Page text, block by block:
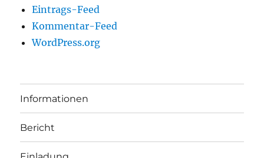
Eintrags-Feed
Kommentar-Feed
WordPress.org
Informationen
Bericht